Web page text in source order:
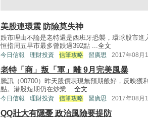
美股連環震 防險莫失神
跌市理由不論是老特還是西班牙恐襲，環球股市進
恒指周五早市最多曾跌過392點 ...全文
今日信報 理財投資 信筆攻略 習廣思 2017年08月
老特「商」叛「軍」離 9月完美風暴
騰訊（00700）昨天股價表現無預期般好，反映獲
點。港股短期仍在炒業 ...全文
今日信報 理財投資 信筆攻略 習廣思 2017年08月
QQ壯大有隱憂 政治風險要提防